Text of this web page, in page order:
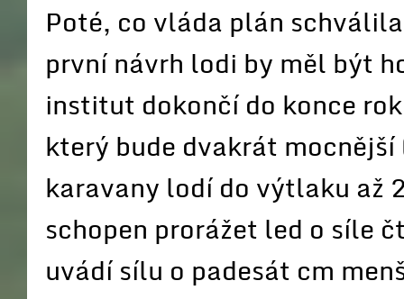
Poté, co vláda plán
první návrh lodi by měl být
institut dokončí do konce
který bude dvakrát
karavany lodí do výtlaku až
schopen prorážet led o síle
uvádí sílu o padesát cm